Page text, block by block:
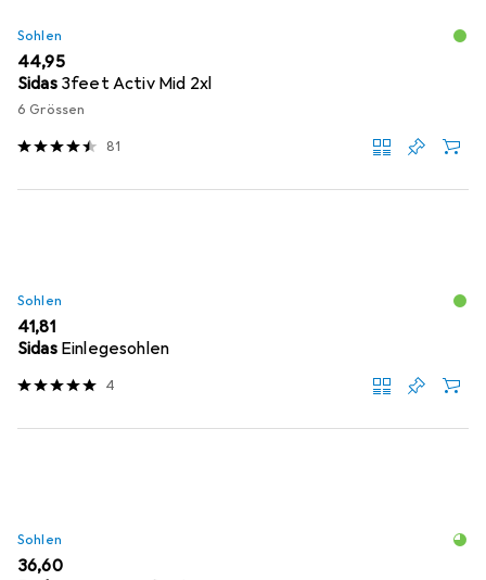
Sohlen
EUR
44,95
Sidas 3feet Activ Mid 2xl
6 Grössen
81
Sohlen
EUR
41,81
Sidas Einlegesohlen
4
Sohlen
EUR
36,60